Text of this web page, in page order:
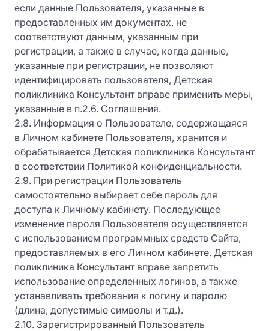
если данные Пользователя, указанные в
предоставленных им документах, не
соответствуют данным, указанным при
регистрации, а также в случае, когда данные,
указанные при регистрации, не позволяют
идентифицировать пользователя, Детская
поликлиника Консультант вправе применить меры,
указанные в п.2.6. Соглашения.
2.8. Информация о Пользователе, содержащаяся
в Личном кабинете Пользователя, хранится и
обрабатывается Детская поликлиника Консультант
в соответствии Политикой конфиденциальности.
2.9. При регистрации Пользователь
самостоятельно выбирает себе пароль для
доступа к Личному кабинету. Последующее
изменение пароля Пользователя осуществляется
с использованием программных средств Сайта,
предоставляемых в его Личном кабинете. Детская
поликлиника Консультант вправе запретить
использование определенных логинов, а также
устанавливать требования к логину и паролю
(длина, допустимые символы и т.д.).
2.10. Зарегистрированный Пользователь